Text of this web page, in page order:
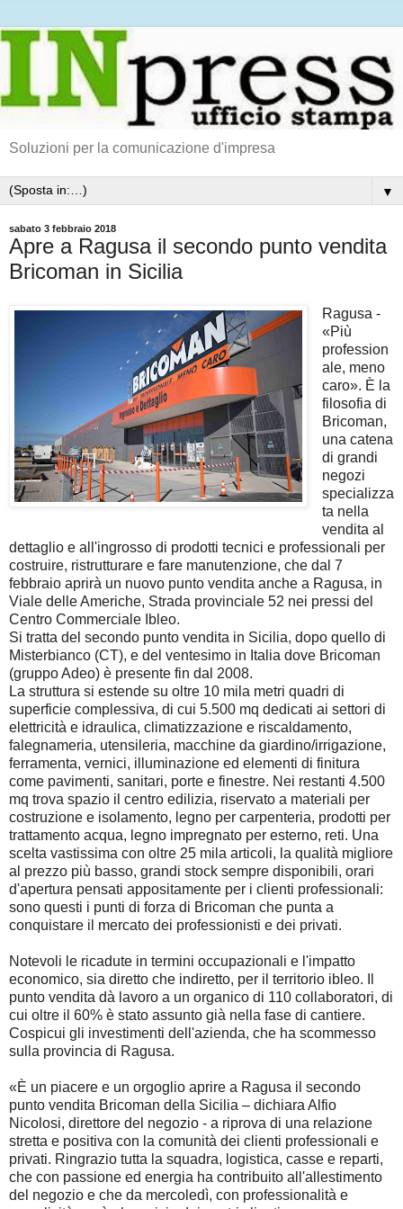
Soluzioni per la comunicazione d'impresa
▼
sabato 3 febbraio 2018
Apre a Ragusa il secondo punto vendita
Bricoman in Sicilia
Ragusa -
«Più
profession
ale, meno
caro». È la
filosofia di
Bricoman,
una catena
di grandi
negozi
specializza
ta nella
vendita al
dettaglio e all'ingrosso di prodotti tecnici e professionali per
costruire, ristrutturare e fare manutenzione, che dal 7
febbraio aprirà un nuovo punto vendita anche a Ragusa, in
Viale delle Americhe, Strada provinciale 52 nei pressi del
Centro Commerciale Ibleo.
Si tratta del secondo punto vendita in Sicilia, dopo quello di
Misterbianco (CT), e del ventesimo in Italia dove Bricoman
(gruppo Adeo) è presente fin dal 2008.
La struttura si estende su oltre 10 mila metri quadri di
superficie complessiva, di cui 5.500 mq dedicati ai settori di
elettricità e idraulica, climatizzazione e riscaldamento,
falegnameria, utensileria, macchine da giardino/irrigazione,
ferramenta, vernici, illuminazione ed elementi di finitura
come pavimenti, sanitari, porte e finestre. Nei restanti 4.500
mq trova spazio il centro edilizia, riservato a materiali per
costruzione e isolamento, legno per carpenteria, prodotti per
trattamento acqua, legno impregnato per esterno, reti. Una
scelta vastissima con oltre 25 mila articoli, la qualità migliore
al prezzo più basso, grandi stock sempre disponibili, orari
d'apertura pensati appositamente per i clienti professionali:
sono questi i punti di forza di Bricoman che punta a
conquistare il mercato dei professionisti e dei privati.
Notevoli le ricadute in termini occupazionali e l'impatto
economico, sia diretto che indiretto, per il territorio ibleo. Il
punto vendita dà lavoro a un organico di 110 collaboratori, di
cui oltre il 60% è stato assunto già nella fase di cantiere.
Cospicui gli investimenti dell'azienda, che ha scommesso
sulla provincia di Ragusa.
«È un piacere e un orgoglio aprire a Ragusa il secondo
punto vendita Bricoman della Sicilia – dichiara Alfio
Nicolosi, direttore del negozio - a riprova di una relazione
stretta e positiva con la comunità dei clienti professionali e
privati. Ringrazio tutta la squadra, logistica, casse e reparti,
che con passione ed energia ha contribuito all'allestimento
del negozio e che da mercoledì, con professionalità e